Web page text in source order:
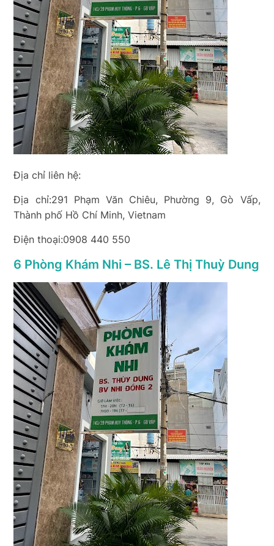
Địa chỉ liên hệ:
Địa chỉ:291 Phạm Văn Chiêu, Phường 9, Gò Vấp,
Thành phố Hồ Chí Minh, Vietnam
Điện thoại:0908 440 550
6 Phòng Khám Nhi – BS. Lê Thị Thuỳ Dung